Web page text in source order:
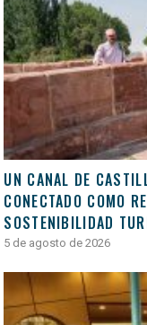
UN CANAL DE
CONECTADO COMO
SOSTENIBILIDAD
5 de agosto de 2026